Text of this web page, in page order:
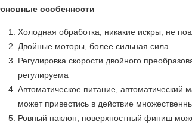
особенности
Холодная обработка, никакие искры, не
Двойные моторы, более сильная сила
Регулировка скорости двойного
регулируема
Автоматическое питание, автоматический
может привестись в действие
Ровный наклон, поверхностный финиш